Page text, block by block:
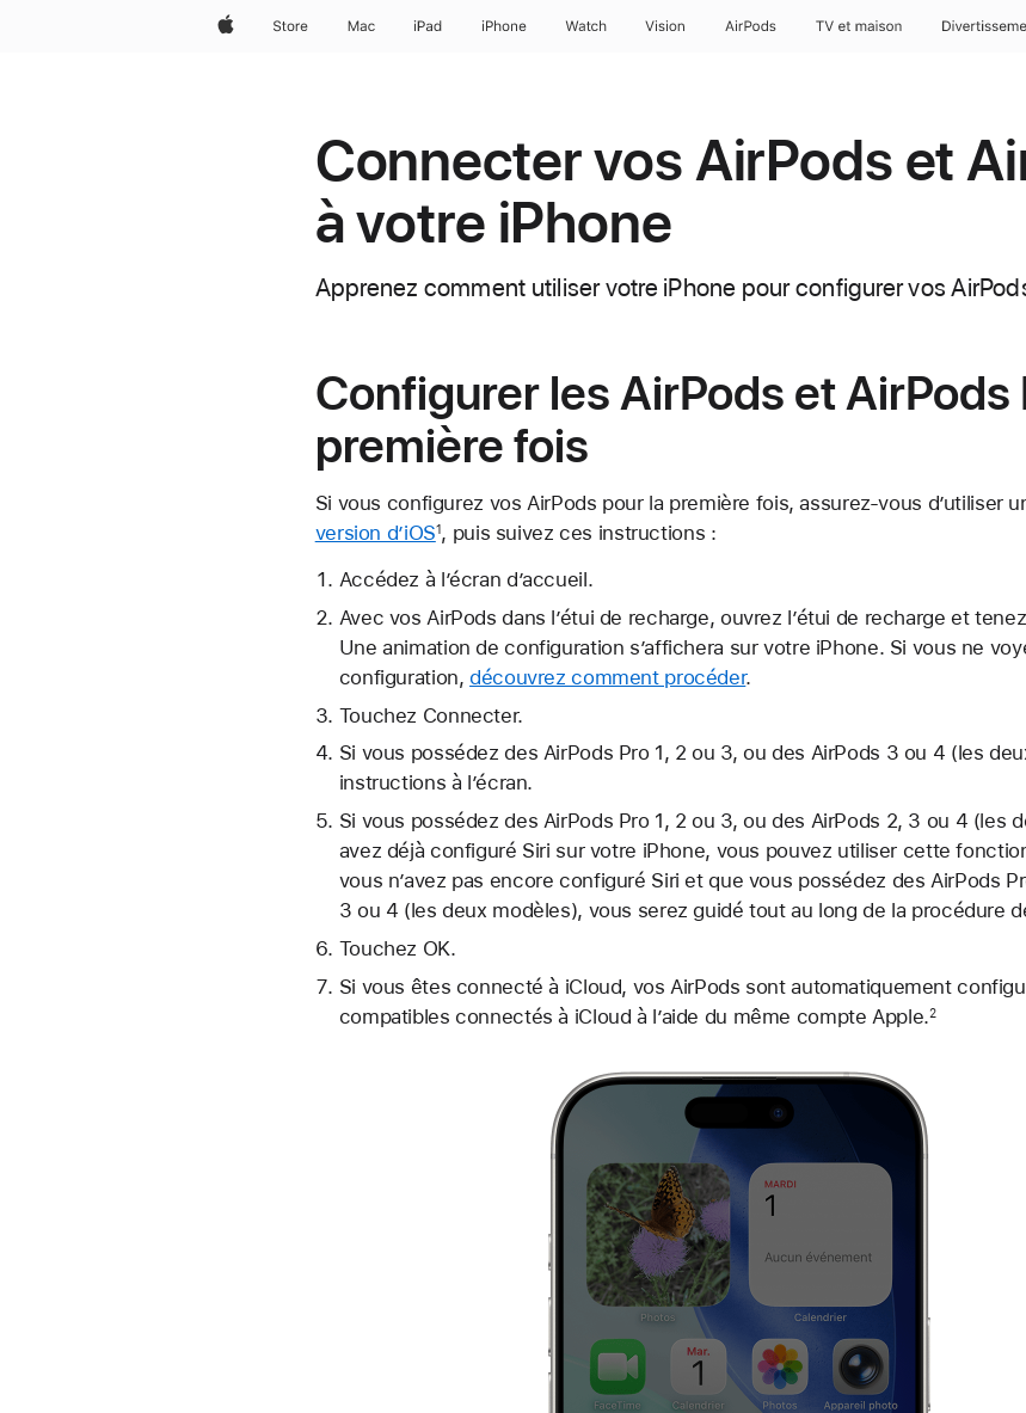
AppleStore Mac iPad iPhone Watch Vision AirPods TV et maison
Connecter vos AirPods et
à votre iPhone
Apprenez comment utiliser votre iPhone pour configurer vos
Configurer les AirPods et AirPods
première fois
Si vous configurez vos AirPods pour la première fois, assurez-vous d’utiliser
version d’iOS1, puis suivez ces instructions :
Accédez à l’écran d’accueil.
Avec vos AirPods dans l’étui de recharge, ouvrez l’étui de recharge et
Une animation de configuration s’affichera sur votre iPhone. Si vous ne
configuration,découvrez comment procéder.
Touchez Connecter.
Si vous possédez des AirPods Pro 1, 2 ou 3, ou des AirPods 3 ou 4 (les
instructions à l’écran.
Si vous possédez des AirPods Pro 1, 2 ou 3, ou des AirPods 2, 3 ou 4 (les
avez déjà configuré Siri sur votre iPhone, vous pouvez utiliser cette
vous n’avez pas encore configuré Siri et que vous possédez des AirPods
3 ou 4 (les deux modèles), vous serez guidé tout au long de la procédure
Touchez OK.
Si vous êtes connecté à iCloud, vos AirPods sont automatiquement
compatibles connectés à iCloud à l’aide du même compte Apple.2